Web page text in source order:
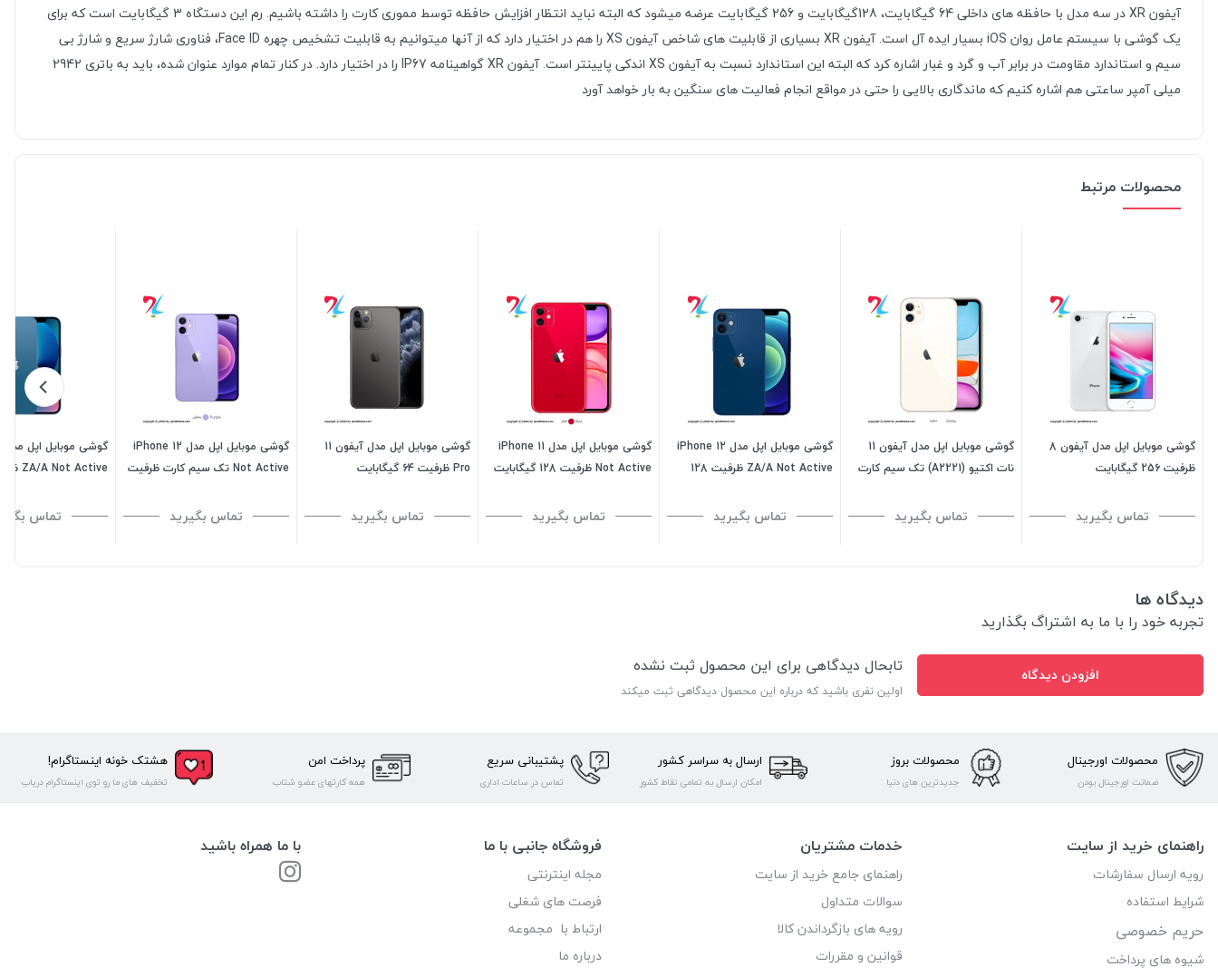
آیفون XR در سه مدل با حافظه های داخلی 64 گیگابایت، 128گیگابایت و 256 گیگابایت عرضه میشود که البته نباید انتظار افزایش حافظه توسط مموری کارت را داشته باشیم. رم این دستگاه 3 گیگابایت است که برای
یک گوشی با سیستم عامل روان iOS بسیار ایده آل است. آیفون XR بسیاری از قابلیت های شاخص آیفون XS را هم در اختیار دارد که از آنها میتوانیم به قابلیت تشخیص چهره Face ID، فناوری شارژ سریع و شارژ بی
سیم و استاندارد مقاومت در برابر آب و گرد و غبار اشاره کرد که البته این استاندارد نسبت به آیفون XS اندکی پایینتر است. آیفون XR گواهینامه IP67 را در اختیار دارد. در کنار تمام موارد عنوان شده، باید به باتری 2942
میلی آمپر ساعتی هم اشاره کنیم که ماندگاری بالایی را حتی در مواقع انجام فعالیت های سنگین به بار خواهد آورد
محصولات مرتبط
گوشی موبایل اپل مدل آیفون 8
ظرفیت 256 گیگابایت
تماس بگیرید
گوشی موبایل اپل مدل آیفون 11
نات اکتیو (A2221) تک سیم کارت
گیگابایت - ویتنامتماس بگیرید
گوشی موبایل اپل مدل iPhone 12
ZA/A Not Active ظرفیت 128
تماس بگیرید
گوشی موبایل اپل مدل iPhone 11
Not Active ظرفیت 128 گیگابایت
تماس بگیرید
گوشی موبایل اپل مدل آیفون 11
Pro ظرفیت 64 گیگابایت
تماس بگیرید
گوشی موبایل اپل مدل iPhone 12
Not Active تک سیم کارت ظرفیت
تماس بگیرید تماس
دیدگاه ها
تجربه خود را با ما به اشتراگ بگذارید
افزودن دیدگاه تابحال دیدگاهی برای این محصول ثبت نشده
اولین نفری باشید که درباره این محصول دیدگاهی ثبت میکند
محصولات اورجینال
ضمانت اورجینال بودن
محصولات بروز
جدیدترین های دنیا
ارسال به سراسر کشور
امکان ارسال به تمامی نقاط کشور
پشتیبانی سریع
تماس در ساعات اداری
پرداخت امن
همه کارتهای عضو شتاب
هشتک خونه اینستاگرام!
تخفیف های ما رو توی اینستاگرام دریاب
راهنمای خرید از سایت
رویه ارسال سفارشات
شرایط استفاده
حریم خصوصی
شیوه های پرداخت
خدمات مشتریان
راهنمای جامع خرید از سایت
سوالات متداول
رویه های بازگرداندن کالا
قوانین و مقررات
فروشگاه جانبی با ما
مجله اینترنتی
فرصت های شغلی
ارتباط با مجموعه
درباره ما
با ما همراه باشید